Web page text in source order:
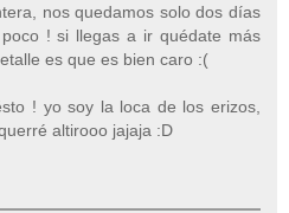
nos quedamos solo dos días
! si llegas a ir quédate más
es que es bien caro :(
! yo soy la loca de los erizos,
altirooo jajaja :D